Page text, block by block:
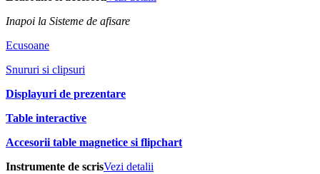
Inapoi la Sisteme de afisare
Ecusoane
Snururi si clipsuri
Displayuri de prezentare
Table interactive
Accesorii table magnetice si flipchart
Instrumente de scrisVezi detalii